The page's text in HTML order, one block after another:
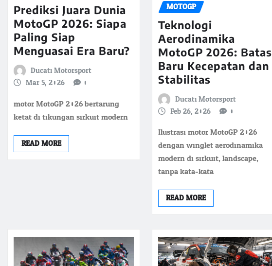
Prediksi Juara Dunia
MotoGP 2026: Siapa
Paling Siap
Menguasai Era Baru?
Ducati Motorsport
Mar 5, 2026
0
motor MotoGP 2026 bertarung
ketat di tikungan sirkuit modern
READ MORE
MOTOGP
Teknologi
Aerodinamika
MotoGP 2026: Batas
Baru Kecepatan dan
Stabilitas
Ducati Motorsport
Feb 26, 2026
0
Ilustrasi motor MotoGP 2026
dengan winglet aerodinamika
modern di sirkuit, landscape,
tanpa kata-kata
READ MORE